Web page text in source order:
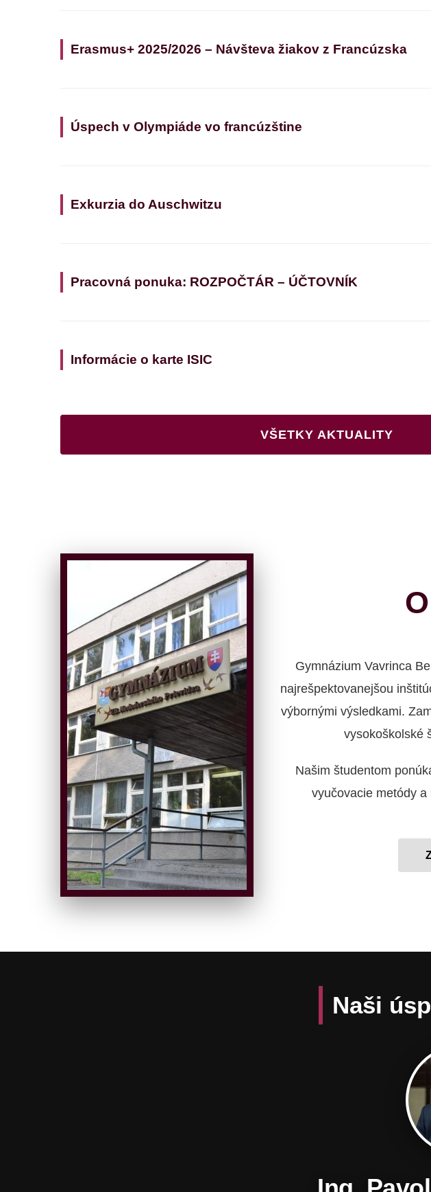
Erasmus+ 2025/2026 – Návšteva žiakov z Francúzska
Úspech v Olympiáde vo francúzštine
Exkurzia do Auschwitzu
Pracovná ponuka: ROZPOČTÁR – ÚČTOVNÍK
Informácie o karte ISIC
VŠETKY AKTUALITY
Gymnázium Vavrinca
najrešpektovanejšou
výbornými výsledkami.
vysokoškolské
Našim študentom
vyučovacie metódy
Naši